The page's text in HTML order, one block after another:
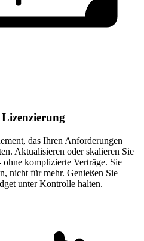
das Ihren Anforderungen
Aktualisieren oder skalieren Sie
komplizierte Verträge. Sie
nicht für mehr. Genießen Sie
unter Kontrolle halten.